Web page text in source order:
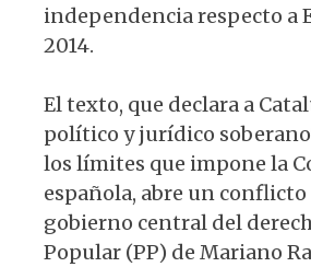
independencia respecto a
2014.
El texto, que declara a
político y jurídico
los límites que impone la
española, abre un conflicto
gobierno central del
Popular (PP) de Mariano